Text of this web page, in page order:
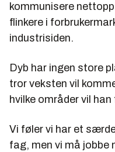
kommunisere
flinkere i
industrisiden.
Dyb har ingen store
tror veksten vil
hvilke områder vil
Vi føler vi har et
fag, men vi må jobbe